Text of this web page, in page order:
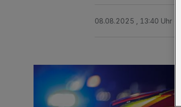
08.08.2025 , 13:40 Uhr